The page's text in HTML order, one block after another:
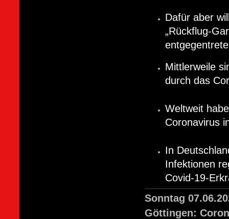
Dafür aber
„Rückflug-
Mittlerweile
durch das
Weltweit
Coronavirus
In
Infektionen
Covid-19-
Sonntag
Göttingen: